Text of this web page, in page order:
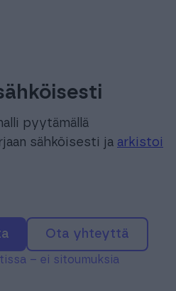
pyytämällä
sähköisesti ja arkistoi
Ota yhteyttä
– ei sitoumuksia